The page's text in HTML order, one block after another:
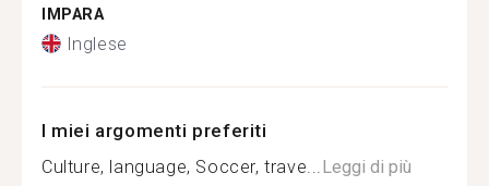
IMPARA
Inglese
I miei argomenti preferiti
Culture, language, Soccer, trave... Leggi di più